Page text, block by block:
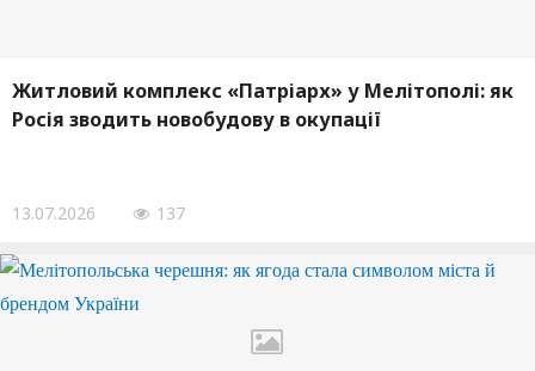
Житловий комплекс «Патріарх» у Мелітополі: як
Росія зводить новобудову в окупації
13.07.2026 137